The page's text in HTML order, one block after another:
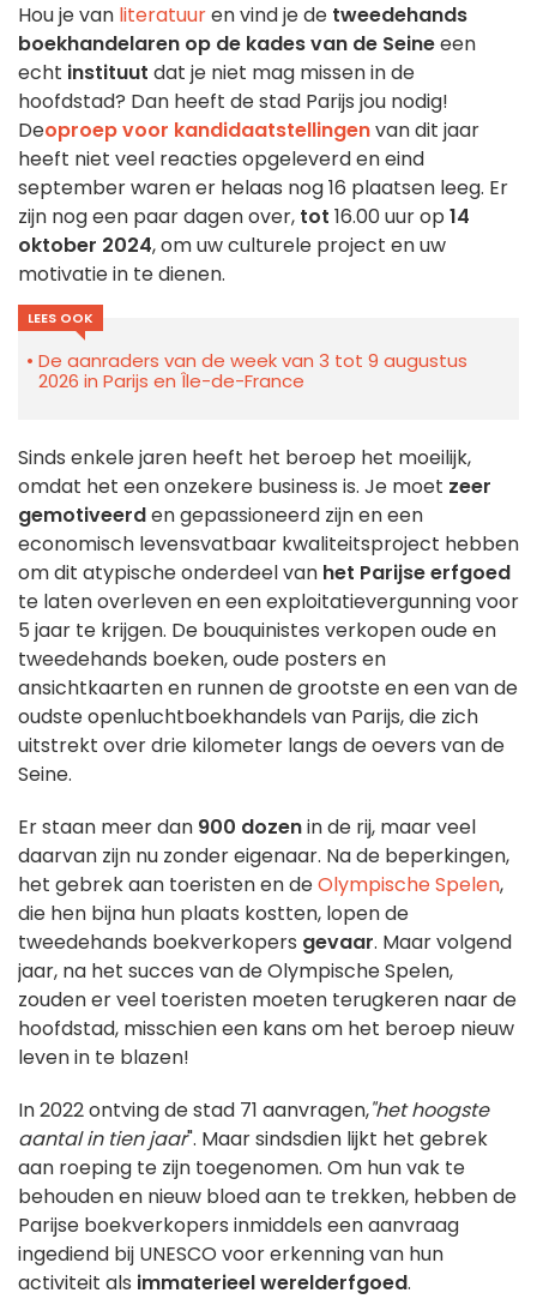
Hou je van literatuuren vind je de tweedehands
boekhandelaren op de kades van de Seineeen
echt instituut dat je niet mag missen in de
hoofdstad? Dan heeft de stad Parijs jou nodig!
Deoproep voor kandidaatstellingenvan dit jaar
heeft niet veel reacties opgeleverd en eind
september waren er helaas nog 16 plaatsen leeg. Er
zijn nog een paar dagen over, tot 16.00 uur op 14
oktober 2024, om uw culturele project en uw
motivatie in te dienen.
LEES OOK
De aanraders van de week van 3 tot 9 augustus
2026 in Parijs en Île-de-France
Sinds enkele jaren heeft het beroep het moeilijk,
omdat het een onzekere business is. Je moet zeer
gemotiveerden gepassioneerd zijn en een
economisch levensvatbaar kwaliteitsproject hebben
om dit atypische onderdeel van het Parijse erfgoed
te laten overleven en een exploitatievergunning voor
5 jaar te krijgen. De bouquinistes verkopen oude en
tweedehands boeken, oude posters en
ansichtkaarten en runnen de grootste en een van de
oudste openluchtboekhandels van Parijs, die zich
uitstrekt over drie kilometer langs de oevers van de
Seine.
Er staan meer dan 900 dozenin de rij, maar veel
daarvan zijn nu zonder eigenaar. Na de beperkingen,
het gebrek aan toeristen en deOlympische Spelen,
die hen bijna hun plaats kostten, lopen de
tweedehands boekverkopers gevaar. Maar volgend
jaar, na het succes van de Olympische Spelen,
zouden er veel toeristen moeten terugkeren naar de
hoofdstad, misschien een kans om het beroep nieuw
leven in te blazen!
In 2022 ontving de stad 71 aanvragen,"het hoogste
aantal in tien jaar". Maar sindsdien lijkt het gebrek
aan roeping te zijn toegenomen. Om hun vak te
behouden en nieuw bloed aan te trekken, hebben de
Parijse boekverkopers inmiddels een aanvraag
ingediend bij UNESCO voor erkenning van hun
activiteit als immaterieel werelderfgoed.